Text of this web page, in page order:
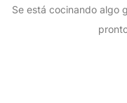
Se está cocinando algo